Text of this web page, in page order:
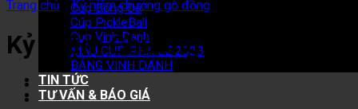
Cup Bóng Đá
Cúp PickleBall
Cup Vinh Danh
MẪU CUP PHA LÊ 2023
BẢNG VINH DANH
TIN TỨC
TƯ VẤN & BÁO GIÁ
Trang chủ Kỷ niệm chương gỗ đồng
Kỷ Niệm Chương Gỗ Đồng 21